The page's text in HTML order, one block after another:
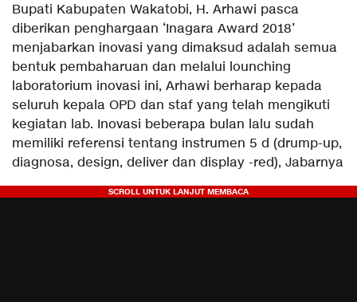
Bupati Kabupaten Wakatobi, H. Arhawi pasca
diberikan penghargaan ‘Inagara Award 2018’
menjabarkan inovasi yang dimaksud adalah semua
bentuk pembaharuan dan melalui lounching
laboratorium inovasi ini, Arhawi berharap kepada
seluruh kepala OPD dan staf yang telah mengikuti
kegiatan lab. Inovasi beberapa bulan lalu sudah
memiliki referensi tentang instrumen 5 d (drump-up,
diagnosa, design, deliver dan display -red), Jabarnya